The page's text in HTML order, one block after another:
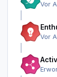
Vor
Vor